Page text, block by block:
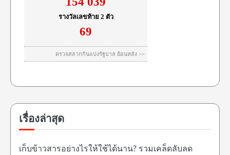
เรื่องล่าสุด
เก็บข้าวสารอย่างไรให้ใช้ได้นาน? รวมเคล็ดลับลด